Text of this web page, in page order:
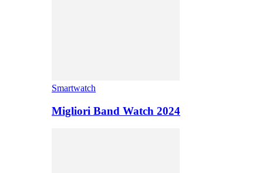
Smartwatch
Migliori Band Watch 2024